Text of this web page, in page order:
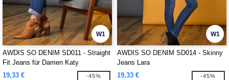
W1
AWDIS SO DENIM SD011 - Straight
Fit Jeans für Damen Katy
19,33 €
-45%
W1
AWDIS SO DENIM SD014 - Skinny
Jeans Lara
19,33 €
-45%